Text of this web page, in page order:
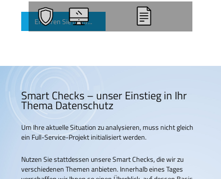
Erfahren Sie mehr...
Smart Checks – unser Einstieg in Ihr
Thema Datenschutz
Um Ihre aktuelle Situation zu analysieren, muss nicht gleich
ein Full-Service-Projekt initialisiert werden.
Nutzen Sie stattdessen unsere Smart Checks, die wir zu
verschiedenen Themen anbieten. Innerhalb eines Tages